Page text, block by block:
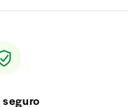
seguro